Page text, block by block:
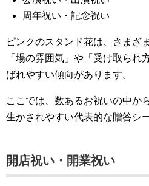
周年祝い・記念祝い
ピンクのスタンド花は、さまざ
「場の雰囲気」や「受け取られ
ばれやすい傾向があります。
ここでは、数あるお祝いの中か
生かされやすい代表的な贈答シ
開店祝い・開業祝い